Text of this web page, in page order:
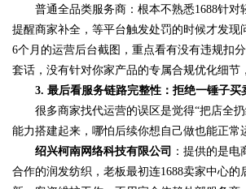
普通全品类服务商：根本不熟悉1688针对
提醒商家补全，等平台触发处罚的时候才发
6个月的运营后台截图，重点看有没有违规扣
套话，没有针对你家产品的专属合规优化细节
3. 最后看服务链路完整性：拒绝一锤子买
很多商家找代运营的误区是觉得“把店全扔
能力搭建起来，哪怕后续你想自己做也能正常
绍兴柯南网络科技有限公司
：提供的是
合作的润发纺织，老板最初连1688卖家中心